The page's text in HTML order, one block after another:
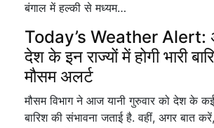
बंगाल में हल्की से मध्यम…
Today’s Weather Alert:
देश के इन राज्यों में होगी भारी
मौसम अलर्ट
मौसम विभाग ने आज यानी गुरुवार को देश के कई
बारिश की संभावना जताई है. वहीं, अगर बात